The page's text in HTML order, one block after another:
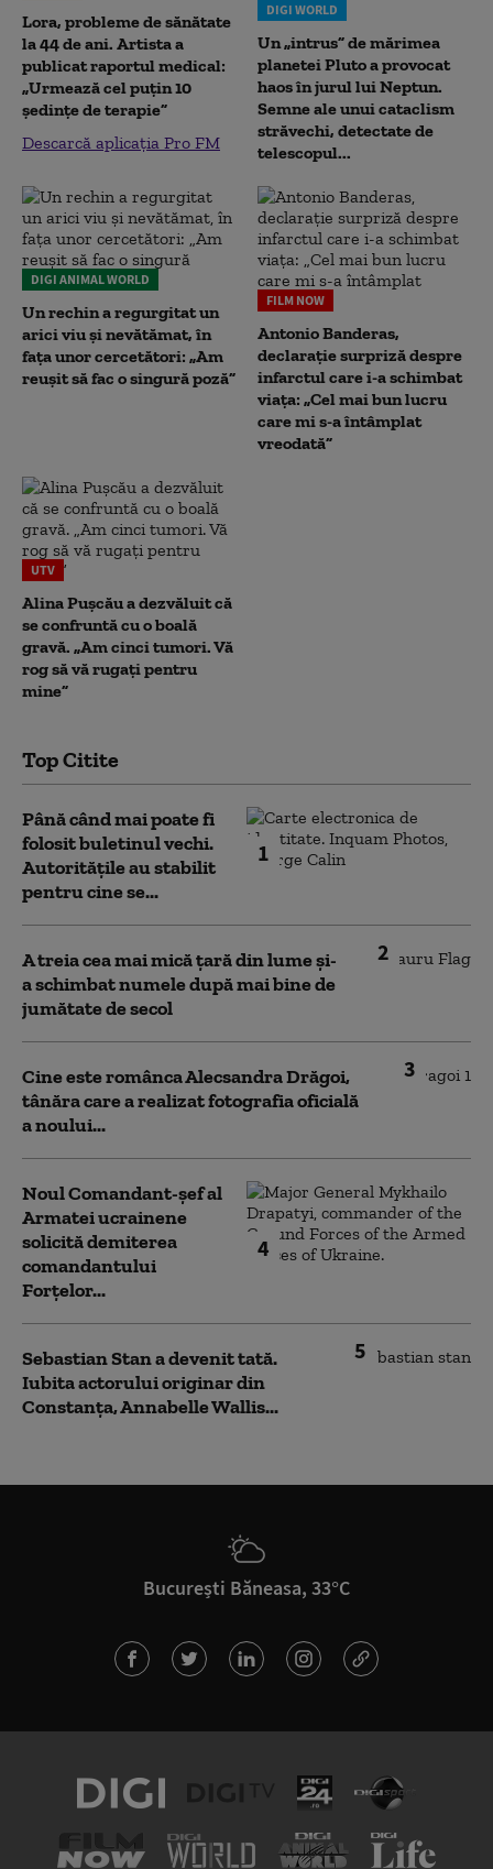
Lora, probleme de sănătate
la 44 de ani. Artista a
publicat raportul medical:
„Urmează cel puțin 10
ședințe de terapie”
Descarcă aplicația Pro FM
DIGI WORLD
Un „intrus” de mărimea
planetei Pluto a provocat
haos în jurul lui Neptun.
Semne ale unui cataclism
străvechi, detectate de
telescopul...
DIGI ANIMAL WORLD
Un rechin a regurgitat un
arici viu și nevătămat, în
fața unor cercetători: „Am
reușit să fac o singură poză”
FILM NOW
Antonio Banderas,
declarație surpriză despre
infarctul care i-a schimbat
viața: „Cel mai bun lucru
care mi s-a întâmplat
vreodată”
UTV
Alina Pușcău a dezvăluit că
se confruntă cu o boală
gravă. „Am cinci tumori. Vă
rog să vă rugați pentru
mine”
Top Citite
1
Până când mai poate fi
folosit buletinul vechi.
Autoritățile au stabilit
pentru cine se...
2
A treia cea mai mică țară din lume și-
a schimbat numele după mai bine de
jumătate de secol
3
Cine este românca Alecsandra Drăgoi,
tânăra care a realizat fotografia oficială
a noului...
4
Noul Comandant-șef al
Armatei ucrainene
solicită demiterea
comandantului
Forțelor...
5
Sebastian Stan a devenit tată.
Iubita actorului originar din
Constanța, Annabelle Wallis...
București Băneasa, 33°C